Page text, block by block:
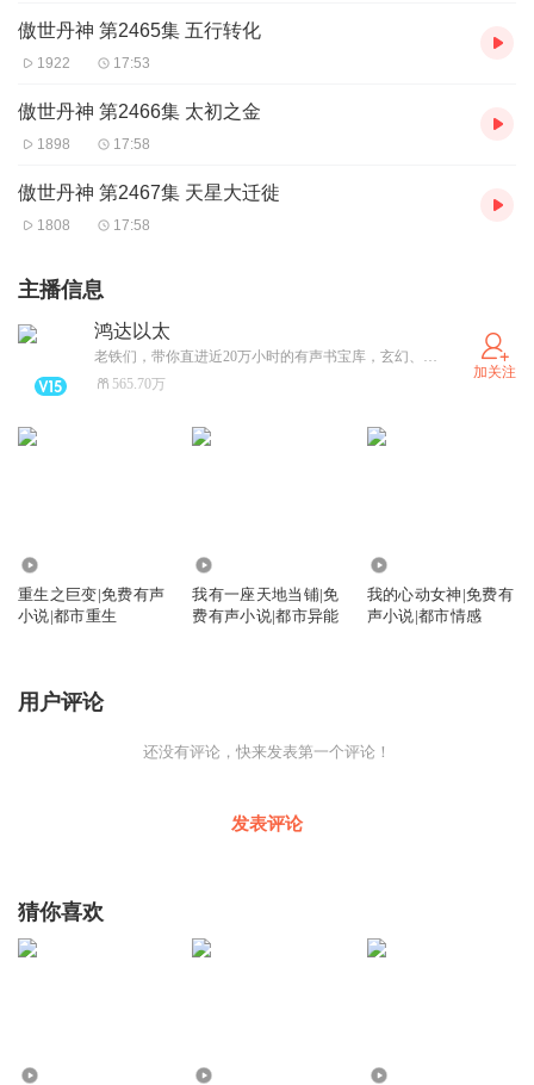
傲世丹神 第2465集 五行转化
1922 17:53
傲世丹神 第2466集 太初之金
1898 17:58
傲世丹神 第2467集 天星大迁徙
1808 17:58
主播信息
鸿达以太
老铁们，带你直进近20万小时的有声书宝库，玄幻、都市、历史、悬疑、言情、出版，应有尽有！
565.70万
加关注
重生之巨变|免费有声
小说|都市重生
我有一座天地当铺|免
费有声小说|都市异能
我的心动女神|免费有
声小说|都市情感
用户评论
还没有评论，快来发表第一个评论！
发表评论
猜你喜欢